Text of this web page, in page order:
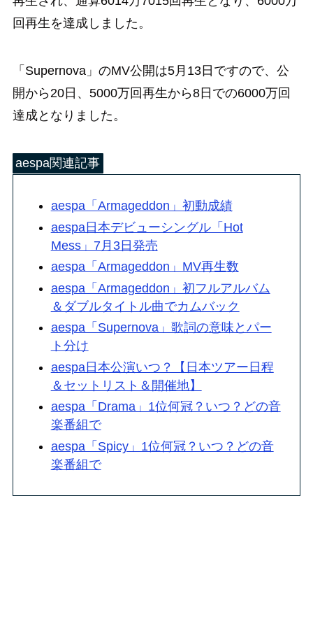
回再生を達成しました。
「Supernova」のMV公開は5月13日ですので、公
開から20日、5000万回再生から8日での6000万回
達成となりました。
aespa関連記事
aespa「Armageddon」初動成績
aespa日本デビューシングル「Hot
Mess」7月3日発売
aespa「Armageddon」MV再生数
aespa「Armageddon」初フルアルバム
＆ダブルタイトル曲でカムバック
aespa「Supernova」歌詞の意味とパー
ト分け
aespa日本公演いつ？【日本ツアー日程
＆セットリスト＆開催地】
aespa「Drama」1位何冠？いつ？どの音
楽番組で
aespa「Spicy」1位何冠？いつ？どの音
楽番組で